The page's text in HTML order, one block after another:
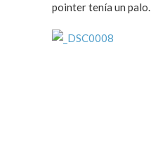
pointer tenía un palo.